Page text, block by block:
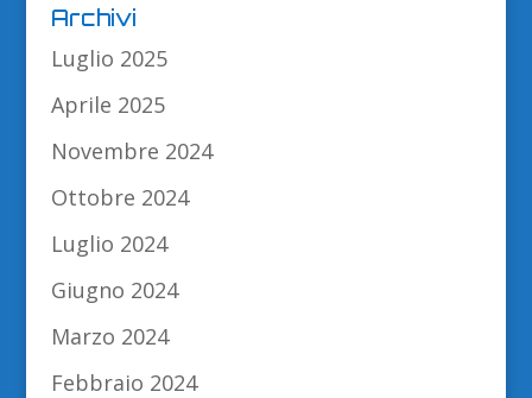
Archivi
Luglio 2025
Aprile 2025
Novembre 2024
Ottobre 2024
Luglio 2024
Giugno 2024
Marzo 2024
Febbraio 2024